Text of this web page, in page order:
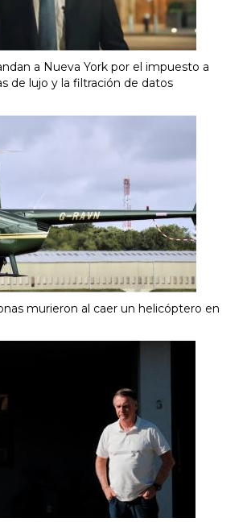
a Nueva York por el impuesto a
de lujo y la filtración de datos
murieron al caer un helicóptero en